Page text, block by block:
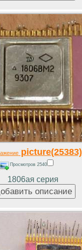
picture(25383)
Просмотров 2540
1806ая серия